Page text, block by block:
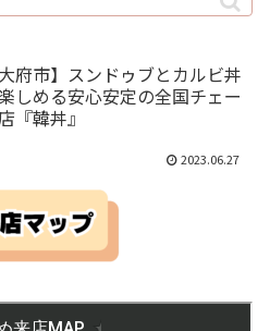
大府市】スンドゥブとカルビ丼
しめる安心安定の全国チェー
『韓丼』
2023.06.27